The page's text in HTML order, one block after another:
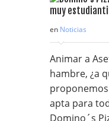
en Noticias
Animar a
hambre, ¿a
apta para
Domino´s